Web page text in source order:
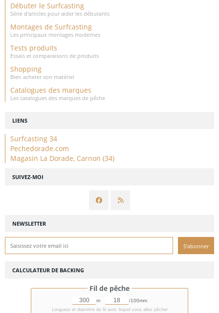
NEWSLETTER
SUIVEZ-MOI
Débuter le Surfcasting
Série d'articles pour aider les débutants
Montages de Surfcasting
Les principaux montages modernes
Tests produits
Essais et comparaisons de produits
Shopping
Bien acheter son matériel
Catalogues des marques
Les catalogues des marques de pêche
LIENS
Surfcasting 34
Pechedorade.com
Magasin La Dorade, Carnon (34)
CALCULATEUR DE BACKING
Fil de pêche
m /100mm
Longueur et diamètre du fil avec lequel vous allez pêcher